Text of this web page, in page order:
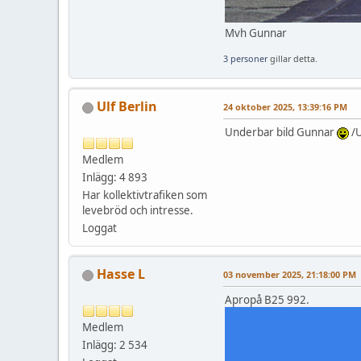
Mvh Gunnar
3 personergillar detta.
Ulf Berlin
Medlem
Inlägg: 4 893
Har kollektivtrafiken som
levebröd och intresse.
Loggat
24 oktober 2025, 13:39:16 PM
Underbar bild Gunnar /
Hasse L
Medlem
Inlägg: 2 534
03 november 2025, 21:18:00 PM
Apropå B25 992.